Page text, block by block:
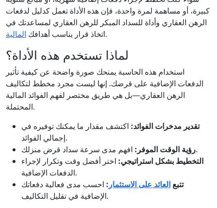
كبيرة، أو مساهمة لمرة واحدة، فإن هذه الأداة تعمل كدليل لدفعات
الرهن العقاري وأداة للسداد المبكر للرهن العقاري لمساعدتك في
اتخاذ قرار يناسب أهدافك المالية .
لماذا تستخدم هذه الأداة؟
استخدام هذه الحاسبة يمنحك صورة واضحة عن كيفية تأثير
الدفعات الإضافية على قرضك. إنها ليست مجرد مخطط لتكاليف
الرهن العقاري—بل هي طريق مختصر لفهم الفوائد المالية
المحتملة.
تقدير مدخرات الفوائد: اكتشف مقدار ما يمكنك توفيره في
إجمالي الفوائد.
رؤية الوقت الموفر:افهم مدى سرعة سداد قرض منزلك.
التخطيط بشكل استراتيجي: اختر أفضل وقت وتكرار لإجراء
الدفعات الإضافية.
تتبع العائد على الاستثمار : احسب مدى فعالية دفعاتك
الإضافية في تقليل التكاليف.